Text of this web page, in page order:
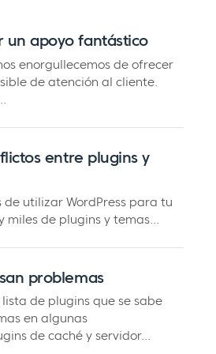
un apoyo fantástico
enorgullecemos de ofrecer
de atención al cliente.
entre plugins y
de utilizar WordPress para tu
de plugins y temas...
problemas
de plugins que se sabe
en algunas
de caché y servidor...